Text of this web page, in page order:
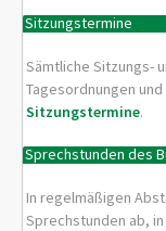
Sitzungstermine
Sämtliche Sitzungs-
Tagesordnungen
Sitzungstermine.
Sprechstunden des
In regelmäßigen
Sprechstunden ab,